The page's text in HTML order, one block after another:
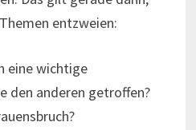
entzweien:
eine wichtige
den anderen getroffen?